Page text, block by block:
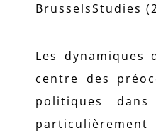
BrusselsStudies
Les dynamiques
centre des
politiques